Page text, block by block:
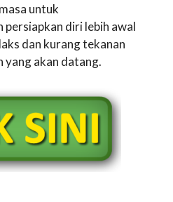
untuk
persiapkan diri lebih awal
dan kurang tekanan
yang akan datang.